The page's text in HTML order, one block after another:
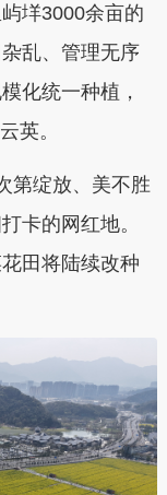
垟3000余亩的
乱、管理无序
化统一种植，
英。
绽放、美不胜
卡的网红地。
田将陆续改种